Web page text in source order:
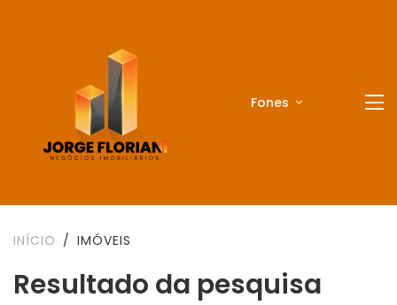
Fones
INÍCIO IMÓVEIS
Resultado da pesquisa